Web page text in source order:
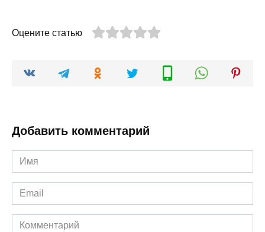
Оцените статью
Добавить комментарий
Имя
*
Email
*
Комментарий